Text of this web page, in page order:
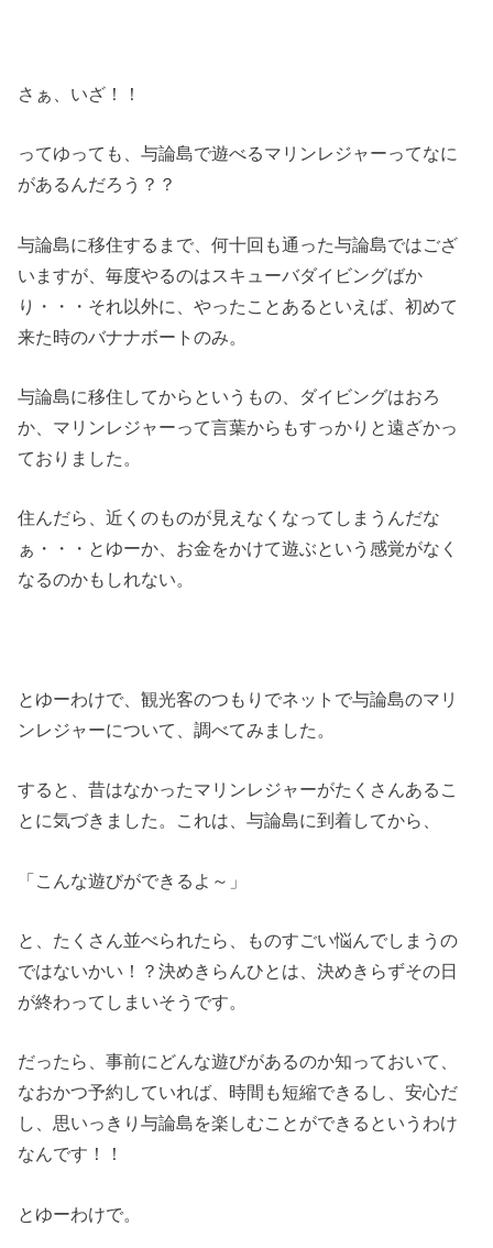
さぁ、いざ！！
ってゆっても、与論島で遊べるマリンレジャーってなに
があるんだろう？？
与論島に移住するまで、何十回も通った与論島ではござ
いますが、毎度やるのはスキューバダイビングばか
り・・・それ以外に、やったことあるといえば、初めて
来た時のバナナボートのみ。
与論島に移住してからというもの、ダイビングはおろ
か、マリンレジャーって言葉からもすっかりと遠ざかっ
ておりました。
住んだら、近くのものが見えなくなってしまうんだな
ぁ・・・とゆーか、お金をかけて遊ぶという感覚がなく
なるのかもしれない。
とゆーわけで、観光客のつもりでネットで与論島のマリ
ンレジャーについて、調べてみました。
すると、昔はなかったマリンレジャーがたくさんあるこ
とに気づきました。これは、与論島に到着してから、
「こんな遊びができるよ～」
と、たくさん並べられたら、ものすごい悩んでしまうの
ではないかい！？決めきらんひとは、決めきらずその日
が終わってしまいそうです。
だったら、事前にどんな遊びがあるのか知っておいて、
なおかつ予約していれば、時間も短縮できるし、安心だ
し、思いっきり与論島を楽しむことができるというわけ
なんです！！
とゆーわけで。